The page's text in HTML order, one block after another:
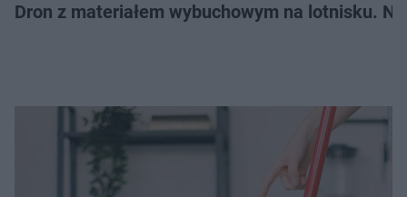
Dron z materiałem wybuchowym na lotnisku.